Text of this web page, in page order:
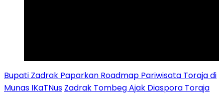
Bupati Zadrak Paparkan Roadmap Pariwisata Toraja di
Munas IKaTNus Zadrak Tombeg Ajak Diaspora Toraja